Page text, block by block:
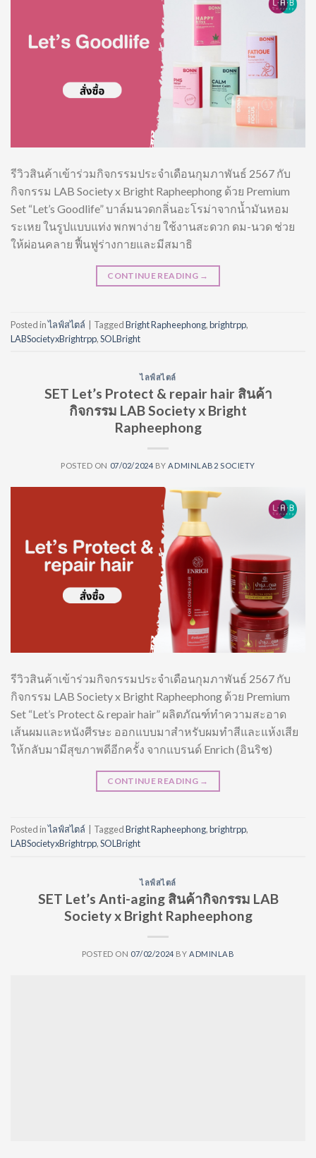
รีวิวสินค้าเข้าร่วมกิจกรรมประจำเดือนกุมภาพันธ์ 2567 กับ
กิจกรรม LAB Society x Bright Rapheephong ด้วย Premium
Set “Let’s Goodlife” บาล์มนวดกลิ่นอะโรม่าจากน้ำมันหอม
ระเหย ในรูปแบบแท่ง พกพาง่าย ใช้งานสะดวก ดม-นวด ช่วย
ให้ผ่อนคลาย ฟื้นฟูร่างกายและมีสมาธิ
CONTINUE READING →
Posted inไลฟ์สไตล์ | TaggedBright Rapheephong,brightrpp,
LABSocietyxBrightrpp,SOLBright
ไลฟ์สไตล์
SET Let’s Protect & repair hair สินค้า
กิจกรรม LAB Society x Bright
Rapheephong
POSTED ON 07/02/2024 BYADMINLAB2 SOCIETY
รีวิวสินค้าเข้าร่วมกิจกรรมประจำเดือนกุมภาพันธ์ 2567 กับ
กิจกรรม LAB Society x Bright Rapheephong ด้วย Premium
Set “Let’s Protect & repair hair” ผลิตภัณฑ์ทำความสะอาด
เส้นผมและหนังศีรษะ ออกแบบมาสำหรับผมทำสีและแห้งเสีย
ให้กลับมามีสุขภาพดีอีกครั้ง จากแบรนด์ Enrich (อินริช)
CONTINUE READING →
Posted inไลฟ์สไตล์ TaggedBright Rapheephong,brightrpp,
LABSocietyxBrightrpp,SOLBright
ไลฟ์สไตล์
SET Let’s Anti-aging สินค้ากิจกรรม LAB
Society x Bright Rapheephong
POSTED ON 07/02/2024 BY ADMINLAB